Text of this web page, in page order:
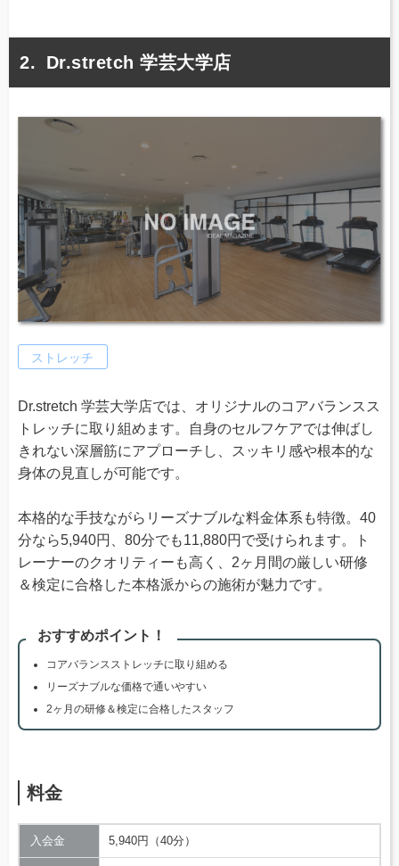
Dr.stretch 学芸大学店
ストレッチ
Dr.stretch 学芸大学店では、オリジナルのコアバランスス
トレッチに取り組めます。自身のセルフケアでは伸ばし
きれない深層筋にアプローチし、スッキリ感や根本的な
身体の見直しが可能です。
本格的な手技ながらリーズナブルな料金体系も特徴。40
分なら5,940円、80分でも11,880円で受けられます。ト
レーナーのクオリティーも高く、2ヶ月間の厳しい研修
＆検定に合格した本格派からの施術が魅力です。
おすすめポイント！
コアバランスストレッチに取り組める
リーズナブルな価格で通いやすい
2ヶ月の研修＆検定に合格したスタッフ
料金
入会金 5,940円（40分）